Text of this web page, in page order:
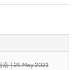
| 26 May 2021